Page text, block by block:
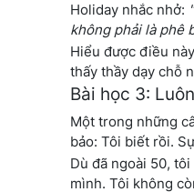
Holiday nhắc nhở:
không phải là phê
Hiểu được điều
thấy thầy dạy chỗ
Bài học 3:
Một trong những
bảo: Tôi biết rồi.
Dù đã ngoài 50,
mình. Tôi không